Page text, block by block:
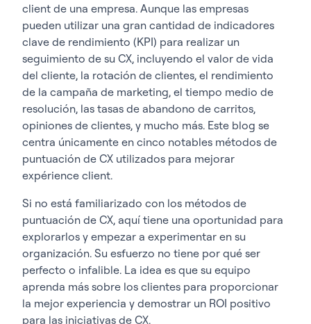
client de una empresa. Aunque las empresas
pueden utilizar una gran cantidad de indicadores
clave de rendimiento (KPI) para realizar un
seguimiento de su CX, incluyendo el valor de vida
del cliente, la rotación de clientes, el rendimiento
de la campaña de marketing, el tiempo medio de
resolución, las tasas de abandono de carritos,
opiniones de clientes, y mucho más. Este blog se
centra únicamente en cinco notables métodos de
puntuación de CX utilizados para mejorar
expérience client.
Si no está familiarizado con los métodos de
puntuación de CX, aquí tiene una oportunidad para
explorarlos y empezar a experimentar en su
organización. Su esfuerzo no tiene por qué ser
perfecto o infalible. La idea es que su equipo
aprenda más sobre los clientes para proporcionar
la mejor experiencia y demostrar un ROI positivo
para las iniciativas de CX.